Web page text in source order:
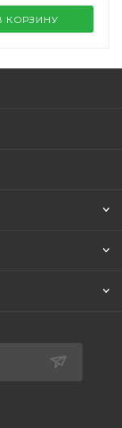
КОРЗИНУ